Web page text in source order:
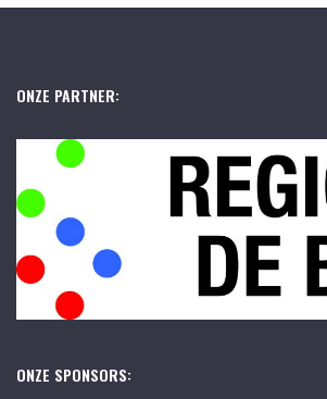
ONZE PARTNER:
ONZE SPONSORS: